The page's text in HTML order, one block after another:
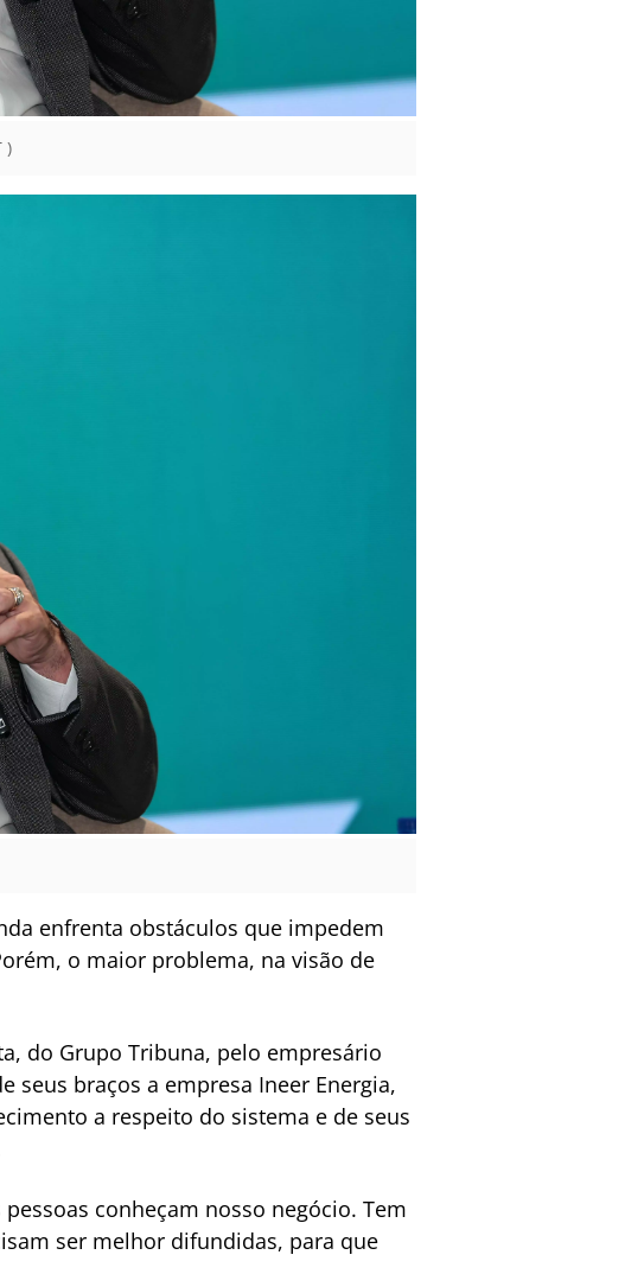
)
enfrenta obstáculos que impedem
o maior problema, na visão de
do Grupo Tribuna, pelo empresário
seus braços a empresa Ineer Energia,
a respeito do sistema e de seus
conheçam nosso negócio. Tem
ser melhor difundidas, para que